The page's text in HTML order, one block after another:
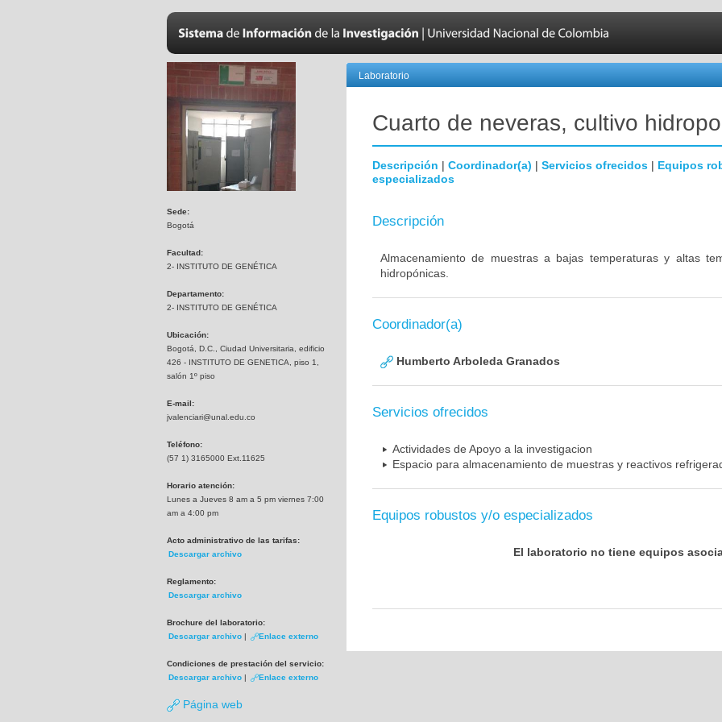
Sede:
Bogotá
Facultad:
2- INSTITUTO DE GENÉTICA
Departamento:
2- INSTITUTO DE GENÉTICA
Ubicación:
Bogotá, D.C., Ciudad Universitaria, edificio
426 - INSTITUTO DE GENETICA, piso 1,
salón 1º piso
E-mail:
jvalenciari@unal.edu.co
Teléfono:
(57 1) 3165000 Ext.11625
Horario atención:
Lunes a Jueves 8 am a 5 pm viernes 7:00
am a 4:00 pm
Acto administrativo de las tarifas:
Descargar archivo
Reglamento:
Descargar archivo
Brochure del laboratorio:
Descargar archivo | Enlace externo
Condiciones de prestación del servicio:
Descargar archivo | Enlace externo
Página web
Laboratorio
Cuarto de neveras, cultivo
Descripción | Coordinador(a) | Servicios ofrecidos | Equipos
especializados
Descripción
Almacenamiento de muestras a bajas temperaturas y altas
hidropónicas.
Coordinador(a)
Humberto Arboleda Granados
Servicios ofrecidos
Actividades de Apoyo a la investigacion
Espacio para almacenamiento de muestras y reactivos
Equipos robustos y/o especializados
El laboratorio no tiene equipos